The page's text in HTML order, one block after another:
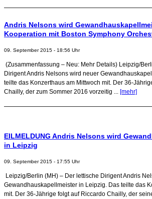
Andris Nelsons wird
Kooperation mit Boston Symphony
09. September 2015 - 18:56 Uhr
(Zusammenfassung – Neu: Mehr Details) Leipzig/
Dirigent Andris Nelsons wird neuer
teilte das Konzerthaus am Mittwoch mit. Der 36-
Chailly, der zum Sommer 2016 vorzeitig ... [mehr]
EILMELDUNG Andris Nelsons wird
in Leipzig
09. September 2015 - 17:55 Uhr
Leipzig/Berlin (MH) – Der lettische Dirigent Andris
Gewandhauskapellmeister in Leipzig. Das teilte das
mit. Der 36-Jährige folgt auf Riccardo Chailly, der